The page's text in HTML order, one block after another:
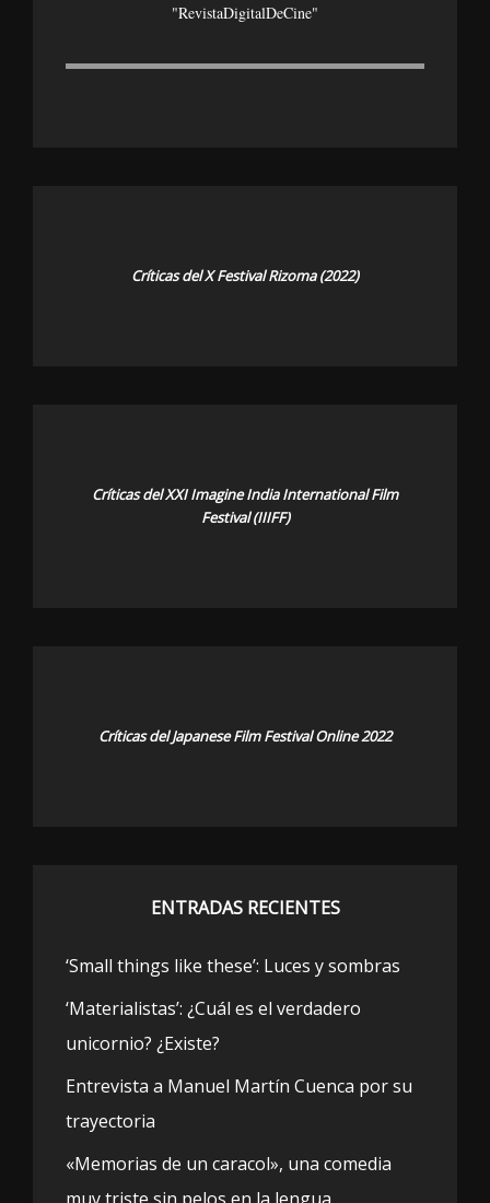
"revistaDigitalDeCine"
Críticas del X Festival Rizoma (2022)
Críticas del XXI Imagine India International Film
Festival (IIIFF)
Críticas del Japanese Film Festival Online 2022
ENTRADAS RECIENTES
‘Small things like these’: Luces y sombras
‘Materialistas’: ¿Cuál es el verdadero
unicornio? ¿Existe?
Entrevista a Manuel Martín Cuenca por su
trayectoria
«Memorias de un caracol», una comedia
muy triste sin pelos en la lengua